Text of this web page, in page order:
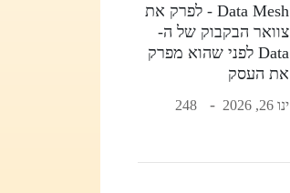
Data Mesh - לפרק את
צוואר הבקבוק של ה-
Data לפני שהוא מפרק
את העסק
ינו 26, 2026 248